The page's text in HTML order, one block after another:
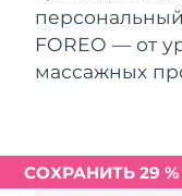
FOREO — от
массажных
СОХРАНИТЬ 29 %
Вьетнам